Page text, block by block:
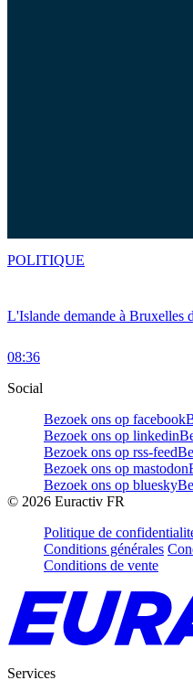
L'Islande demande à Bruxelles
08:36
POLITIQUE
Social
Bezoek ons op facebook
Bezoek ons op linkedin
Bezoek ons op rss-feed
Bezoek ons op mastodon
Bezoek ons op bluesky
© 2026 Euractiv FR
Politique de
Conditions générales
Conditions de vente
Services